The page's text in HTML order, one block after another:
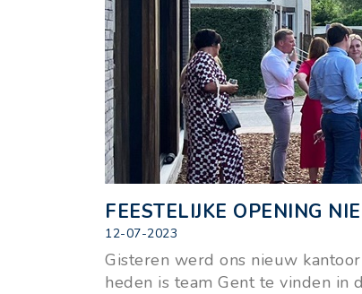
FEESTELIJKE OPENING
12-07-2023
Gisteren werd ons nieuw
heden is team Gent te vinden in